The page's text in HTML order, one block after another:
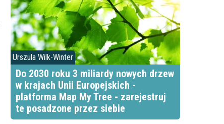
Urszula Wilk-Winter
Do 2030 roku 3 miliardy nowych drzew
w krajach Unii Europejskich -
platforma Map My Tree - zarejestruj
te posadzone przez siebie